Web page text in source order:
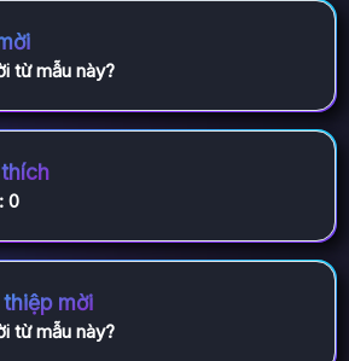
từ mẫu này?
0
mời
từ mẫu này?